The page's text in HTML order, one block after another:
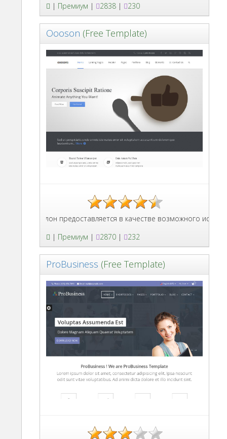
| Премиум | 2838 | 230
Oooson (Free Template)
шаблон предоставляется в качестве возможного
| Премиум | 2870 | 232
ProBusiness (Free Template)